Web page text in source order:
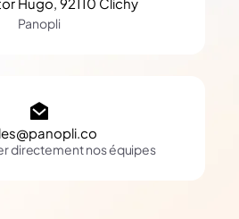
Hugo, 92110 Clichy
Panopli
directement nos équipes